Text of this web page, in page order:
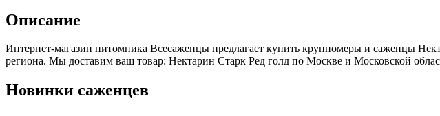
Описание
Интернет-магазин питомника Всесаженцы предлагает купить крупномеры и саженцы
региона. Мы доставим ваш товар: Нектарин Старк Ред голд по Москве и Московской
Новинки саженцев